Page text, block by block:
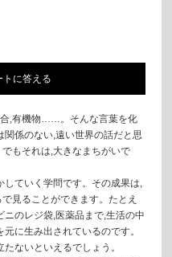
トに答える
,有機物……。そんな言葉を化
係のない,遠い世界の話だと思
もそれは,大きなまちがいで
ていく学問です。その成果は,
見ることができます。たとえ
のレジ袋,医薬品まで,生活の中
に生み出されているのです。
ないといえるでしょう。